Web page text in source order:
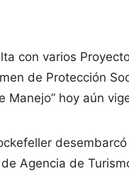
con varios
de Protección
Manejo” hoy aún
Agencia de